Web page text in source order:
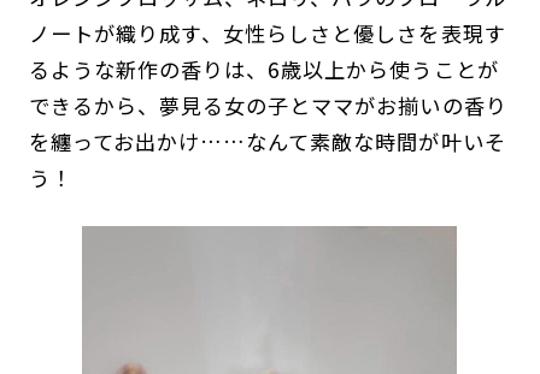
ノートが織り成す、女性らしさと優しさを表現す
るような新作の香りは、6歳以上から使うことが
できるから、夢見る女の子とママがお揃いの香り
を纏ってお出かけ……なんて素敵な時間が叶いそ
う！